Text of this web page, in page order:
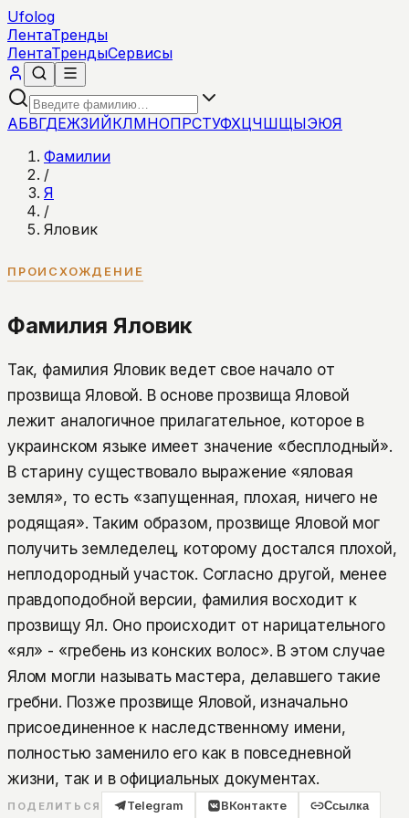
Ufolog
ЛентаТренды
ЛентаТрендыСервисы
АБВГДЕЖЗИЙКЛМНОПРСТУФХЦЧШЩЫЭЮЯ
Фамилии
/
Я
/
Яловик
ПРОИСХОЖДЕНИЕ
Фамилия Яловик
Так, фамилия Яловик ведет свое начало от
прозвища Яловой. В основе прозвища Яловой
лежит аналогичное прилагательное, которое в
украинском языке имеет значение «бесплодный».
В старину существовало выражение «яловая
земля», то есть «запущенная, плохая, ничего не
родящая». Таким образом, прозвище Яловой мог
получить земледелец, которому достался плохой,
неплодородный участок. Согласно другой, менее
правдоподобной версии, фамилия восходит к
прозвищу Ял. Оно происходит от нарицательного
«ял» - «гребень из конских волос». В этом случае
Ялом могли называть мастера, делавшего такие
гребни. Позже прозвище Яловой, изначально
присоединенное к наследственному имени,
полностью заменило его как в повседневной
жизни, так и в официальных документах.
ПОДЕЛИТЬСЯ Telegram ВКонтакте Ссылка